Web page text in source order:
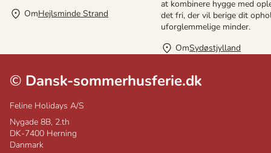
OmHejlsminde Strand
at kombinere hygge med
det fri, der vil berige dit
uforglemmelige minder.
OmSydøstjylland
© Dansk-sommerhusferie.dk
Feline Holidays A/S
Nygade 8B, 2.th
DK-7400 Herning
Danmark